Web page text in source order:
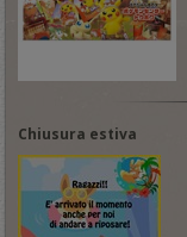
Chiusura estiva